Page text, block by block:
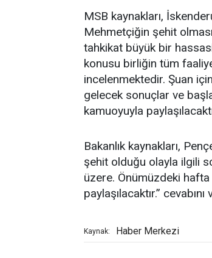
MSB kaynakları,
Mehmetçiğin şehit
tahkikat büyük bir
konusu birliğin tüm
incelenmektedir. Şuan
gelecek sonuçlar ve
kamuoyuyla
Bakanlık kaynakları,
şehit olduğu olayla ilgili
üzere. Önümüzdeki
paylaşılacaktır.” cevabını
Kaynak: Haber Merkezi